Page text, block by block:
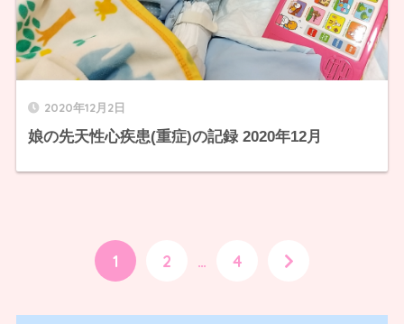
2020年12月2日
娘の先天性心疾患(重症)の記録 2020年12月
1 2 … 4